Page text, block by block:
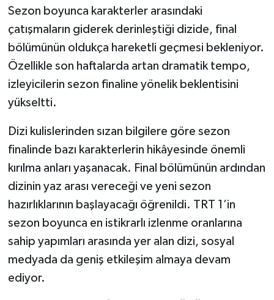
Sezon boyunca karakterler arasındaki
çatışmaların giderek derinleştiği dizide, final
bölümünün oldukça hareketli geçmesi bekleniyor.
Özellikle son haftalarda artan dramatik tempo,
izleyicilerin sezon finaline yönelik beklentisini
yükseltti.
Dizi kulislerinden sızan bilgilere göre sezon
finalinde bazı karakterlerin hikâyesinde önemli
kırılma anları yaşanacak. Final bölümünün ardından
dizinin yaz arası vereceği ve yeni sezon
hazırlıklarının başlayacağı öğrenildi. TRT 1’in
sezon boyunca en istikrarlı izlenme oranlarına
sahip yapımları arasında yer alan dizi, sosyal
medyada da geniş etkileşim almaya devam
ediyor.